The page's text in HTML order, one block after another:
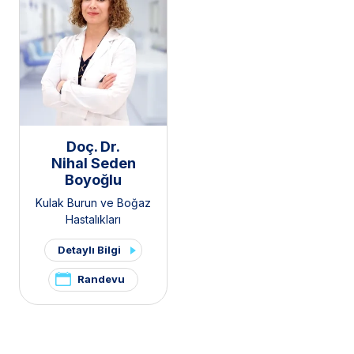
Doç. Dr.
Nihal Seden
Boyoğlu
Kulak Burun ve Boğaz
Hastalıkları
Detaylı Bilgi
Randevu